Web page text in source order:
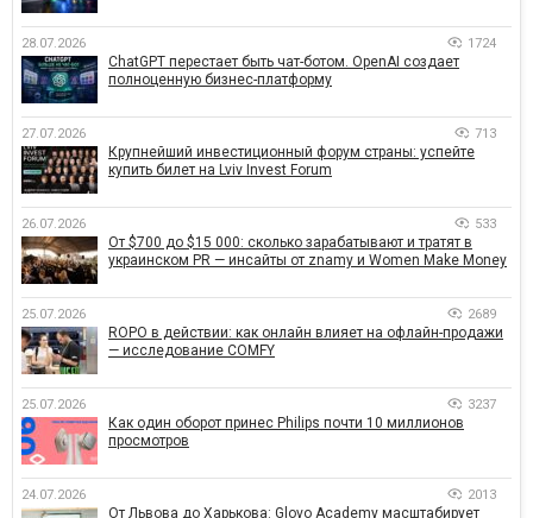
28.07.2026 1724
ChatGPT перестает быть чат-ботом. OpenAI создает
полноценную бизнес-платформу
27.07.2026 713
Крупнейший инвестиционный форум страны: успейте
купить билет на Lviv Invest Forum
26.07.2026 533
От $700 до $15 000: сколько зарабатывают и тратят в
украинском PR — инсайты от znamy и Women Make Money
25.07.2026 2689
ROPO в действии: как онлайн влияет на офлайн-продажи
— исследование COMFY
25.07.2026 3237
Как один оборот принес Philips почти 10 миллионов
просмотров
24.07.2026 2013
От Львова до Харькова: Glovo Academy масштабирует